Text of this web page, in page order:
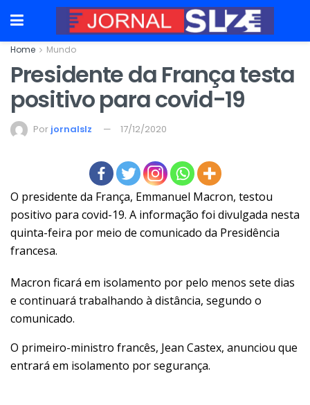
Home Mundo
Presidente da França testa
positivo para covid-19
Por jornalslz 17/12/2020
O presidente da França, Emmanuel Macron, testou
positivo para covid-19. A informação foi divulgada nesta
quinta-feira por meio de comunicado da Presidência
francesa.
Macron ficará em isolamento por pelo menos sete dias
e continuará trabalhando à distância, segundo o
comunicado.
O primeiro-ministro francês, Jean Castex, anunciou que
entrará em isolamento por segurança.